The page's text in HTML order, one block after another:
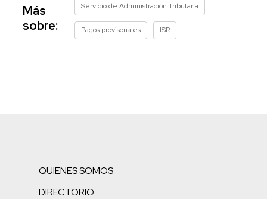
Más
sobre:
Servicio de Administración Tributaria
Pagos provisonales ISR
QUIENES SOMOS
DIRECTORIO